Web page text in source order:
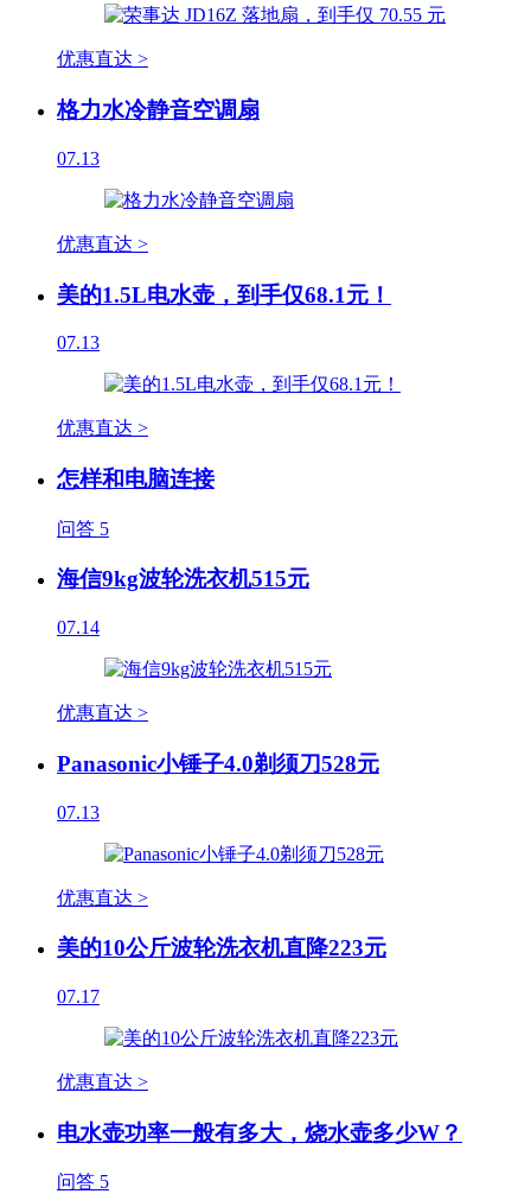
优惠直达 >
格力水冷静音空调扇
07.13
优惠直达 >
美的1.5L电水壶，到手仅68.1元！
07.13
优惠直达 >
怎样和电脑连接
问答 5
海信9kg波轮洗衣机515元
07.14
优惠直达 >
Panasonic小锤子4.0剃须刀528元
07.13
优惠直达 >
美的10公斤波轮洗衣机直降223元
07.17
优惠直达 >
电水壶功率一般有多大，烧水壶多少W？
问答 5